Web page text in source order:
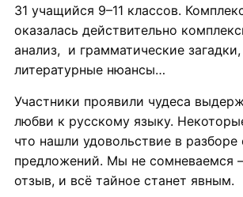
31 учащийся 9–11 классов.
оказалась действительно
анализ, и грамматические
литературные нюансы…
Участники проявили чудеса
любви к русскому языку.
что нашли удовольствие в
предложений. Мы не сомневаемся
отзыв, и всё тайное станет явным.